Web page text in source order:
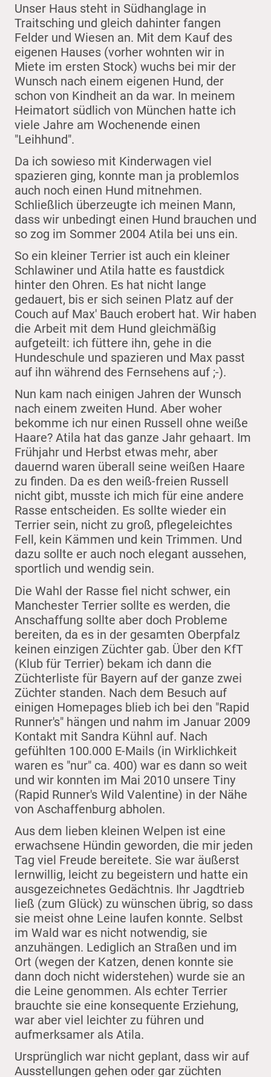
Unser Haus steht in Südhanglage in
Traitsching und gleich dahinter fangen
Felder und Wiesen an. Mit dem Kauf des
eigenen Hauses (vorher wohnten wir in
Miete im ersten Stock) wuchs bei mir der
Wunsch nach einem eigenen Hund, der
schon von Kindheit an da war. In meinem
Heimatort südlich von München hatte ich
viele Jahre am Wochenende einen
"Leihhund".
Da ich sowieso mit Kinderwagen viel
spazieren ging, konnte man ja problemlos
auch noch einen Hund mitnehmen.
Schließlich überzeugte ich meinen Mann,
dass wir unbedingt einen Hund brauchen und
so zog im Sommer 2004 Atila bei uns ein.
So ein kleiner Terrier ist auch ein kleiner
Schlawiner und Atila hatte es faustdick
hinter den Ohren. Es hat nicht lange
gedauert, bis er sich seinen Platz auf der
Couch auf Max' Bauch erobert hat. Wir haben
die Arbeit mit dem Hund gleichmäßig
aufgeteilt: ich füttere ihn, gehe in die
Hundeschule und spazieren und Max passt
auf ihn während des Fernsehens auf ;-).
Nun kam nach einigen Jahren der Wunsch
nach einem zweiten Hund. Aber woher
bekomme ich nur einen Russell ohne weiße
Haare? Atila hat das ganze Jahr gehaart. Im
Frühjahr und Herbst etwas mehr, aber
dauernd waren überall seine weißen Haare
zu finden. Da es den weiß-freien Russell
nicht gibt, musste ich mich für eine andere
Rasse entscheiden. Es sollte wieder ein
Terrier sein, nicht zu groß, pflegeleichtes
Fell, kein Kämmen und kein Trimmen. Und
dazu sollte er auch noch elegant aussehen,
sportlich und wendig sein.
Die Wahl der Rasse fiel nicht schwer, ein
Manchester Terrier sollte es werden, die
Anschaffung sollte aber doch Probleme
bereiten, da es in der gesamten Oberpfalz
keinen einzigen Züchter gab. Über den KfT
(Klub für Terrier) bekam ich dann die
Züchterliste für Bayern auf der ganze zwei
Züchter standen. Nach dem Besuch auf
einigen Homepages blieb ich bei den "Rapid
Runner's" hängen und nahm im Januar 2009
Kontakt mit Sandra Kühnl auf. Nach
gefühlten 100.000 E-Mails (in Wirklichkeit
waren es "nur" ca. 400) war es dann so weit
und wir konnten im Mai 2010 unsere Tiny
(Rapid Runner's Wild Valentine) in der Nähe
von Aschaffenburg abholen.
Aus dem lieben kleinen Welpen ist eine
erwachsene Hündin geworden, die mir jeden
Tag viel Freude bereitete. Sie war äußerst
lernwillig, leicht zu begeistern und hatte ein
ausgezeichnetes Gedächtnis. Ihr Jagdtrieb
ließ (zum Glück) zu wünschen übrig, so dass
sie meist ohne Leine laufen konnte. Selbst
im Wald war es nicht notwendig, sie
anzuhängen. Lediglich an Straßen und im
Ort (wegen der Katzen, denen konnte sie
dann doch nicht widerstehen) wurde sie an
die Leine genommen. Als echter Terrier
brauchte sie eine konsequente Erziehung,
war aber viel leichter zu führen und
aufmerksamer als Atila.
Ursprünglich war nicht geplant, dass wir auf
Ausstellungen gehen oder gar züchten